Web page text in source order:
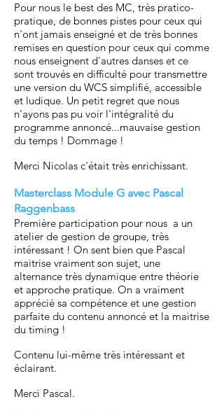
Pour nous le best des MC, très pratico-
pratique, de bonnes pistes pour ceux qui
n'ont jamais enseigné et de très bonnes
remises en question pour ceux qui comme
nous enseignent d'autres danses et ce
sont trouvés en difficulté pour transmettre
une version du WCS simplifié, accessible
et ludique. Un petit regret que nous
n'ayons pas pu voir l'intégralité du
programme annoncé...mauvaise gestion
du temps ! Dommage !
Merci Nicolas c'était très enrichissant.
Masterclass Module G avec Pascal
Raggenbass
Première participation pour nous a un
atelier de gestion de groupe, très
intéressant ! On sent bien que Pascal
maitrise vraiment son sujet, une
alternance très dynamique entre théorie
et approche pratique. On a vraiment
apprécié sa compétence et une gestion
parfaite du contenu annoncé et la maitrise
du timing !
Contenu lui-même très intéressant et
éclairant.
Merci Pascal.